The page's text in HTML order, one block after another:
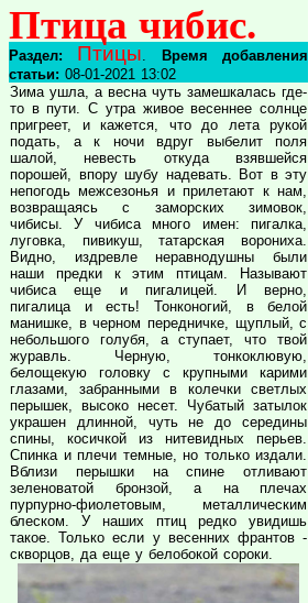
Птица чибис.
Раздел: Птицы
Время добавления
статьи: 08-01-2021 13:02
Зима ушла, а весна чуть замешкалась где-
то в пути. С утра живое весеннее солнце
пригреет, и кажется, что до лета рукой
подать, а к ночи вдруг выбелит поля
шалой, невесть откуда взявшейся
порошей, впору шубу надевать. Вот в эту
непогодь межсезонья и прилетают к нам,
возвращаясь с заморских зимовок,
чибисы. У чибиса много имен: пигалка,
луговка, пивикуш, татарская ворониха.
Видно, издревле неравнодушны были
наши предки к этим птицам. Называют
чибиса еще и пигалицей. И верно,
пигалица и есть! Тонконогий, в белой
манишке, в черном передничке, щуплый, с
небольшого голубя, а ступает, что твой
журавль. Черную, тонкоклювую,
белощекую головку с крупными карими
глазами, забранными в колечки светлых
перышек, высоко несет. Чубатый затылок
украшен длинной, чуть не до середины
спины, косичкой из нитевидных перьев.
Спинка и плечи темные, но только издали.
Вблизи перышки на спине отливают
зеленоватой бронзой, а на плечах
пурпурно-фиолетовым, металлическим
блеском. У наших птиц редко увидишь
такое. Только если у весенних франтов -
скворцов, да еще у белобокой сороки.